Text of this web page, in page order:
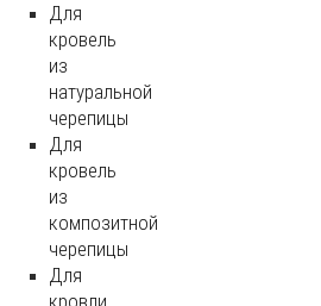
Для
кровель
из
натуральной
черепицы
Для
кровель
из
композитной
черепицы
Для
кровли